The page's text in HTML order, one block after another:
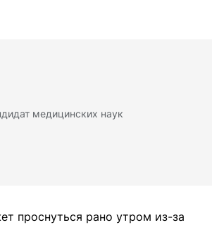
медицинских наук
проснуться рано утром из-за